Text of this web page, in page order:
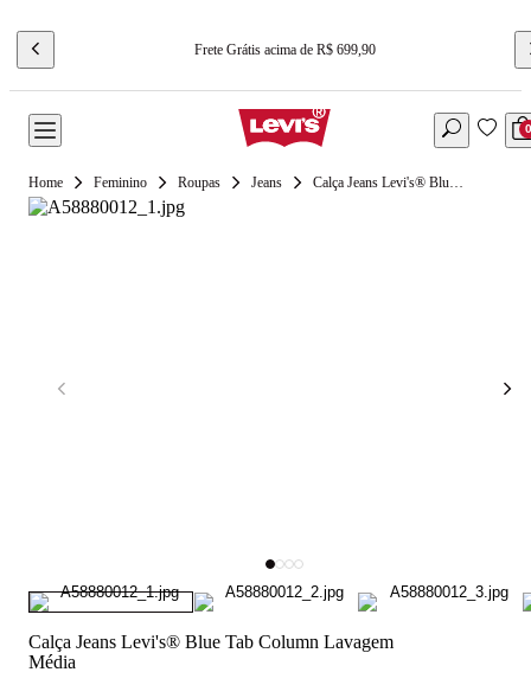
Frete Grátis acima de R$ 699,90
0
Feminino Roupas Jeans Calça Jeans Levi's® Blue Tab Column Lavagem Média
Calça Jeans Levi's® Blue Tab Column Lavagem
Média